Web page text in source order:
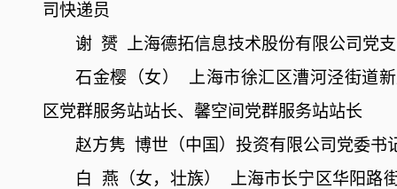
司快递员
谢 赟
上海德拓信息技术股份有限公司党
石金樱（女）
上海市徐汇区漕河泾街道
区党群服务站站长、馨空间党群服务站站长
赵方隽 博世（中国）投资有限公司党委书
白
燕（女，壮族）
上海市长宁区华阳路